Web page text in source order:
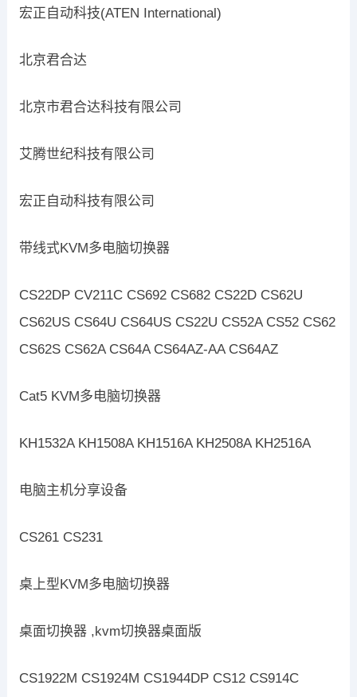
宏正自动科技(ATEN International)
北京君合达
北京市君合达科技有限公司
艾腾世纪科技有限公司
宏正自动科技有限公司
带线式KVM多电脑切换器
CS22DP CV211C CS692 CS682 CS22D CS62U
CS62US CS64U CS64US CS22U CS52A CS52 CS62
CS62S CS62A CS64A CS64AZ-AA CS64AZ
Cat5 KVM多电脑切换器
KH1532A KH1508A KH1516A KH2508A KH2516A
电脑主机分享设备
CS261 CS231
桌上型KVM多电脑切换器
桌面切换器 ,kvm切换器桌面版
CS1922M CS1924M CS1944DP CS12 CS914C